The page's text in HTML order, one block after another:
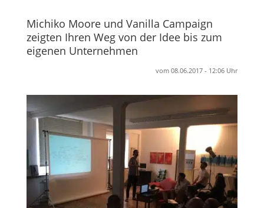
Michiko Moore und Vanilla Campaign
zeigten Ihren Weg von der Idee bis zum
eigenen Unternehmen
vom 08.06.2017 - 12:06 Uhr